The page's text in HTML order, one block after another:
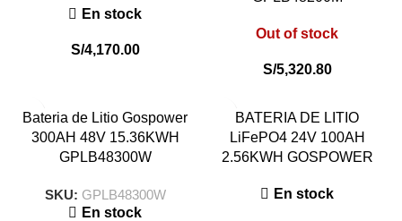
En stock
S/4,170.00
Out of stock
S/5,320.80
Bateria de Litio Gospower
300AH 48V 15.36KWH
GPLB48300W
SKU: GPLB48300W
En stock
BATERIA DE LITIO
LiFePO4 24V 100AH
2.56KWH GOSPOWER
En stock